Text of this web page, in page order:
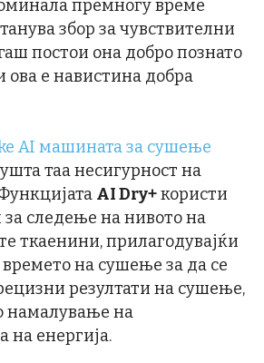
премногу време
збор за чувствителни
постои она добро познато
е навистина добра
AI машината за сушење
таа несигурност на
AI Dry+користи
за следење на нивото на
ткаенини, прилагодувајќи
на сушење за да се
резултати на сушење,
намалување на
на енергија.